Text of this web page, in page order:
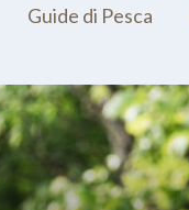
Guide di Pesca